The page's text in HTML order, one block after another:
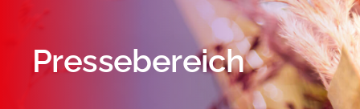
Pressebereich